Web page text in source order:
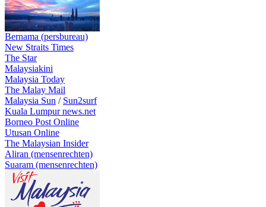
Bernama (persbureau)
New Straits Times
The Star
Malaysiakini
Malaysia Today
The Malay Mail
Malaysia Sun / Sun2surf
Kuala Lumpur news.net
Borneo Post Online
Utusan Online
The Malaysian Insider
Aliran (mensenrechten)
Suaram (mensenrechten)